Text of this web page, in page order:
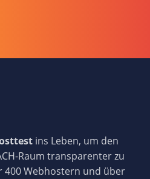
ins Leben, um den
Raum transparenter zu
400 Webhostern und über